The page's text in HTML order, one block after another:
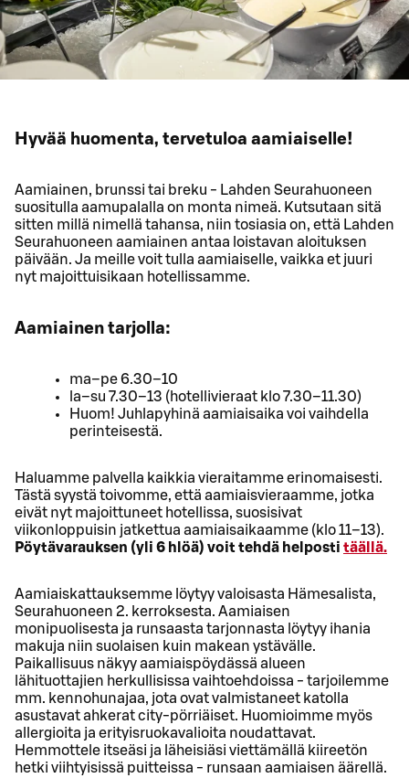
Hyvää huomenta, tervetuloa aamiaiselle!
Aamiainen, brunssi tai breku - Lahden Seurahuoneen
suositulla aamupalalla on monta nimeä. Kutsutaan sitä
sitten millä nimellä tahansa, niin tosiasia on, että Lahden
Seurahuoneen aamiainen antaa loistavan aloituksen
päivään. Ja meille voit tulla aamiaiselle, vaikka et juuri
nyt majoittuisikaan hotellissamme.
Aamiainen tarjolla:
ma–pe 6.30–10
la–su 7.30–13 (hotellivieraat klo 7.30–11.30)
Huom! Juhlapyhinä aamiaisaika voi vaihdella
perinteisestä.
Haluamme palvella kaikkia vieraitamme erinomaisesti.
Tästä syystä toivomme, että aamiaisvieraamme, jotka
eivät nyt majoittuneet hotellissa, suosisivat
viikonloppuisin jatkettua aamiaisaikaamme (klo 11–13).
Pöytävarauksen (yli 6 hlöä) voit tehdä helposti täällä.
Aamiaiskattauksemme löytyy valoisasta Hämesalista,
Seurahuoneen 2. kerroksesta. Aamiaisen
monipuolisesta ja runsaasta tarjonnasta löytyy ihania
makuja niin suolaisen kuin makean ystävälle.
Paikallisuus näkyy aamiaispöydässä alueen
lähituottajien herkullisissa vaihtoehdoissa - tarjoilemme
mm. kennohunajaa, jota ovat valmistaneet katolla
asustavat ahkerat city-pörriäiset. Huomioimme myös
allergioita ja erityisruokavalioita noudattavat.
Hemmottele itseäsi ja läheisiäsi viettämällä kiireetön
hetki viihtyisissä puitteissa - runsaan aamiaisen äärellä.